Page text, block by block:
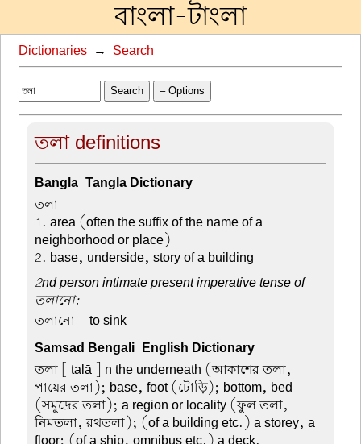
বাংলা-টাংলা
Dictionaries → Search
Search – Options
তলা definitions
Bangla-Tangla Dictionary
তলা –
1. area (often the suffix of the name of a
neighborhood or place)
2. base, underside, story of a building
2nd person intimate present imperative tense of
তলানো:
তলানো –to sink
Samsad Bengali-English Dictionary
তলা [ talā ] n the underneath (আকাশের তলা,
পায়ের তলা); base, foot (টোড়ি); bottom, bed
(সমুদ্রের তলা); a region or locality (ফুল তলা,
নিমতলা, রথতলা); (of a building etc.) a storey, a